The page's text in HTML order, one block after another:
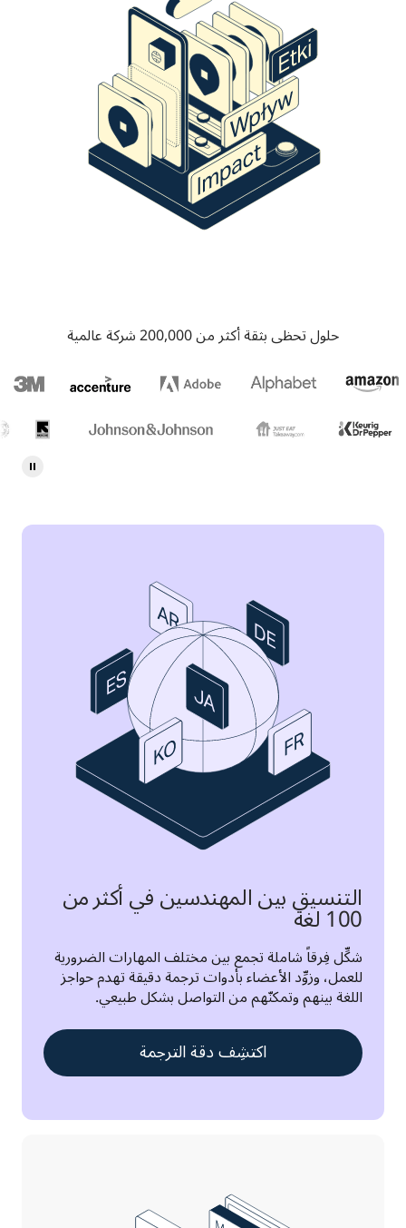
حلول تحظى بثقة أكثر من 200,000 شركة عالمية
التنسيق بين المهندسين في أكثر من
100 لغة
للعمل، وزوِّد الأعضاء بأدوات ترجمة دقيقة تهدم حواجز
اللغة بينهم وتمكنّهم من التواصل بشكل طبيعي.
اكتشِف دقة الترجمة